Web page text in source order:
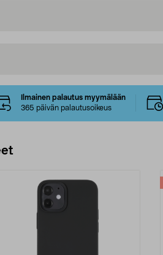
Ilmainen palautus myymälään
365 päivän palautusoikeus